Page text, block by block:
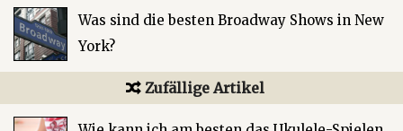
Was sind die besten Broadway Shows in New
York?
Zufällige Artikel